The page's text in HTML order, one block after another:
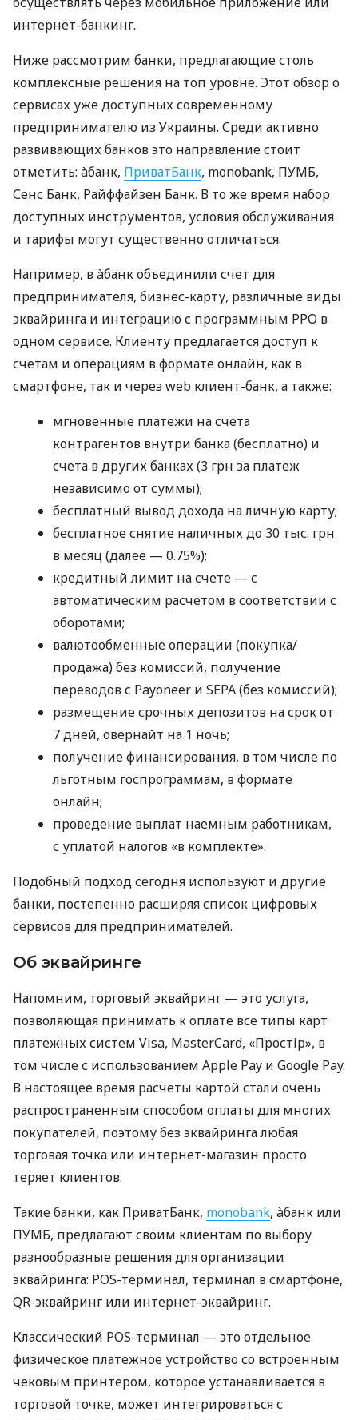
интернет-банкинг.
Ниже рассмотрим банки, предлагающие столь
комплексные решения на топ уровне. Этот обзор о
сервисах уже доступных современному
предпринимателю из Украины. Среди активно
развивающих банков это направление стоит
отметить: àбанк, ПриватБанк, monobank, ПУМБ,
Сенс Банк, Райффайзен Банк. В то же время набор
доступных инструментов, условия обслуживания
и тарифы могут существенно отличаться.
Например, в àбанк объединили счет для
предпринимателя, бизнес-карту, различные виды
эквайринга и интеграцию с программным РРО в
одном сервисе. Клиенту предлагается доступ к
счетам и операциям в формате онлайн, как в
смартфоне, так и через web клиент-банк, а также:
мгновенные платежи на счета
контрагентов внутри банка (бесплатно) и
счета в других банках (3 грн за платеж
независимо от суммы);
бесплатный вывод дохода на личную карту;
бесплатное снятие наличных до 30 тыс. грн
в месяц (далее — 0.75%);
кредитный лимит на счете — с
автоматическим расчетом в соответствии с
оборотами;
валютообменные операции (покупка/
продажа) без комиссий, получение
переводов с Payoneer и SEPA (без комиссий);
размещение срочных депозитов на срок от
7 дней, овернайт на 1 ночь;
получение финансирования, в том числе по
льготным госпрограммам, в формате
онлайн;
проведение выплат наемным работникам,
с уплатой налогов «в комплекте».
Подобный подход сегодня используют и другие
банки, постепенно расширяя список цифровых
сервисов для предпринимателей.
Об эквайринге
Напомним, торговый эквайринг — это услуга,
позволяющая принимать к оплате все типы карт
платежных систем Visa, MasterCard, «Простір», в
том числе с использованием Apple Pay и Google Pay.
В настоящее время расчеты картой стали очень
распространенным способом оплаты для многих
покупателей, поэтому без эквайринга любая
торговая точка или интернет-магазин просто
теряет клиентов.
Такие банки, как ПриватБанк, monobank, àбанк или
ПУМБ, предлагают своим клиентам по выбору
разнообразные решения для организации
эквайринга: POS-терминал, терминал в смартфоне,
QR-эквайринг или интернет-эквайринг.
Классический POS-терминал — это отдельное
физическое платежное устройство со встроенным
чековым принтером, которое устанавливается в
торговой точке, может интегрироваться с